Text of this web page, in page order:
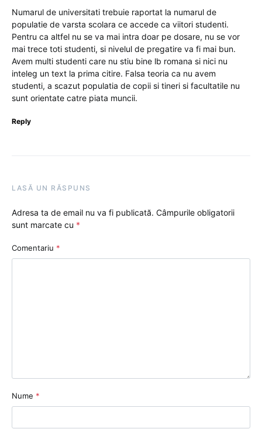
Numarul de universitati trebuie raportat la numarul de
populatie de varsta scolara ce accede ca viitori studenti.
Pentru ca altfel nu se va mai intra doar pe dosare, nu se vor
mai trece toti studenti, si nivelul de pregatire va fi mai bun.
Avem multi studenti care nu stiu bine lb romana si nici nu
inteleg un text la prima citire. Falsa teoria ca nu avem
studenti, a scazut populatia de copii si tineri si facultatile nu
sunt orientate catre piata muncii.
Reply
LASĂ UN RĂSPUNS
Adresa ta de email nu va fi publicată. Câmpurile obligatorii
sunt marcate cu *
Comentariu *
Nume *